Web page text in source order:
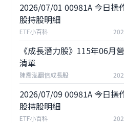
2026/07/01 00981A 今日操
股持股明細
ETF小百科
《成長潛力股》115年06月
清單
陳喬泓翻倍成長股
2026/07/09 00981A 今日操
股持股明細
ETF小百科